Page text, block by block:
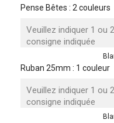
Pense Bêtes : 2 couleurs
Ruban 25mm : 1 couleur